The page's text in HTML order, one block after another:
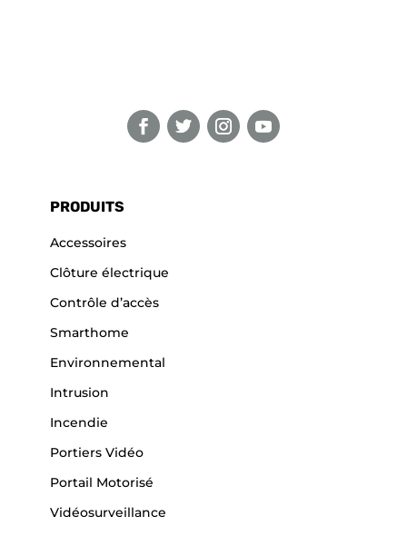
PRODUITS
Accessoires
Clôture électrique
Contrôle d’accès
Smarthome
Environnemental
Intrusion
Incendie
Portiers Vidéo
Portail Motorisé
Vidéosurveillance